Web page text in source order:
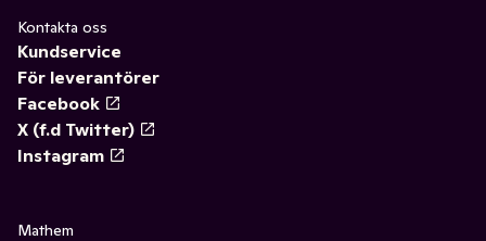
Kontakta oss
Kundservice
För leverantörer
Facebook
X (f.d Twitter)
Instagram
Mathem